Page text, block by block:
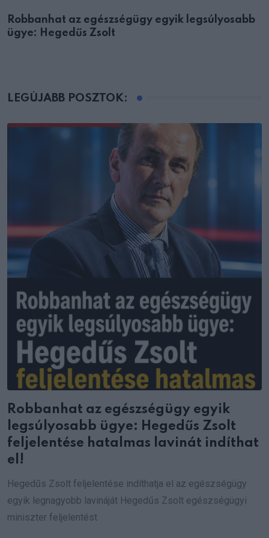
Robbanhat az egészségügy egyik legsúlyosabb
ügye: Hegedűs Zsolt
LEGÚJABB POSZTOK:
Robbanhat az egészségügy egyik
legsúlyosabb ügye: Hegedűs Zsolt
feljelentése hatalmas lavinát indíthat
el!
Hegedűs Zsolt feljelentése indíthatja el az egészségügy
egyik legnagyobb lavináját Hegedűs Zsolt egészségügyi
miniszter feljelentést